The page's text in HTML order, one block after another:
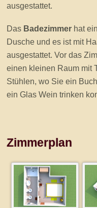
ausgestattet.
Das Badezimmer hat
Dusche und es ist mit
ausgestattet. Vor das
einen kleinen Raum mit
Stühlen, wo Sie ein
ein Glas Wein trinken
Zimmerplan